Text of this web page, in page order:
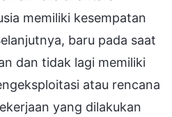
memiliki kesempatan
baru pada saat
dan tidak lagi memiliki
atau rencana
yang dilakukan